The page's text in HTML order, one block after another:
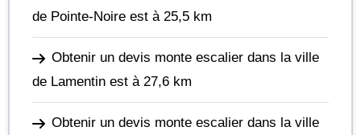
de Pointe-Noire est à 25,5 km
Obtenir un devis monte escalier dans la ville
de Lamentin est à 27,6 km
Obtenir un devis monte escalier dans la ville